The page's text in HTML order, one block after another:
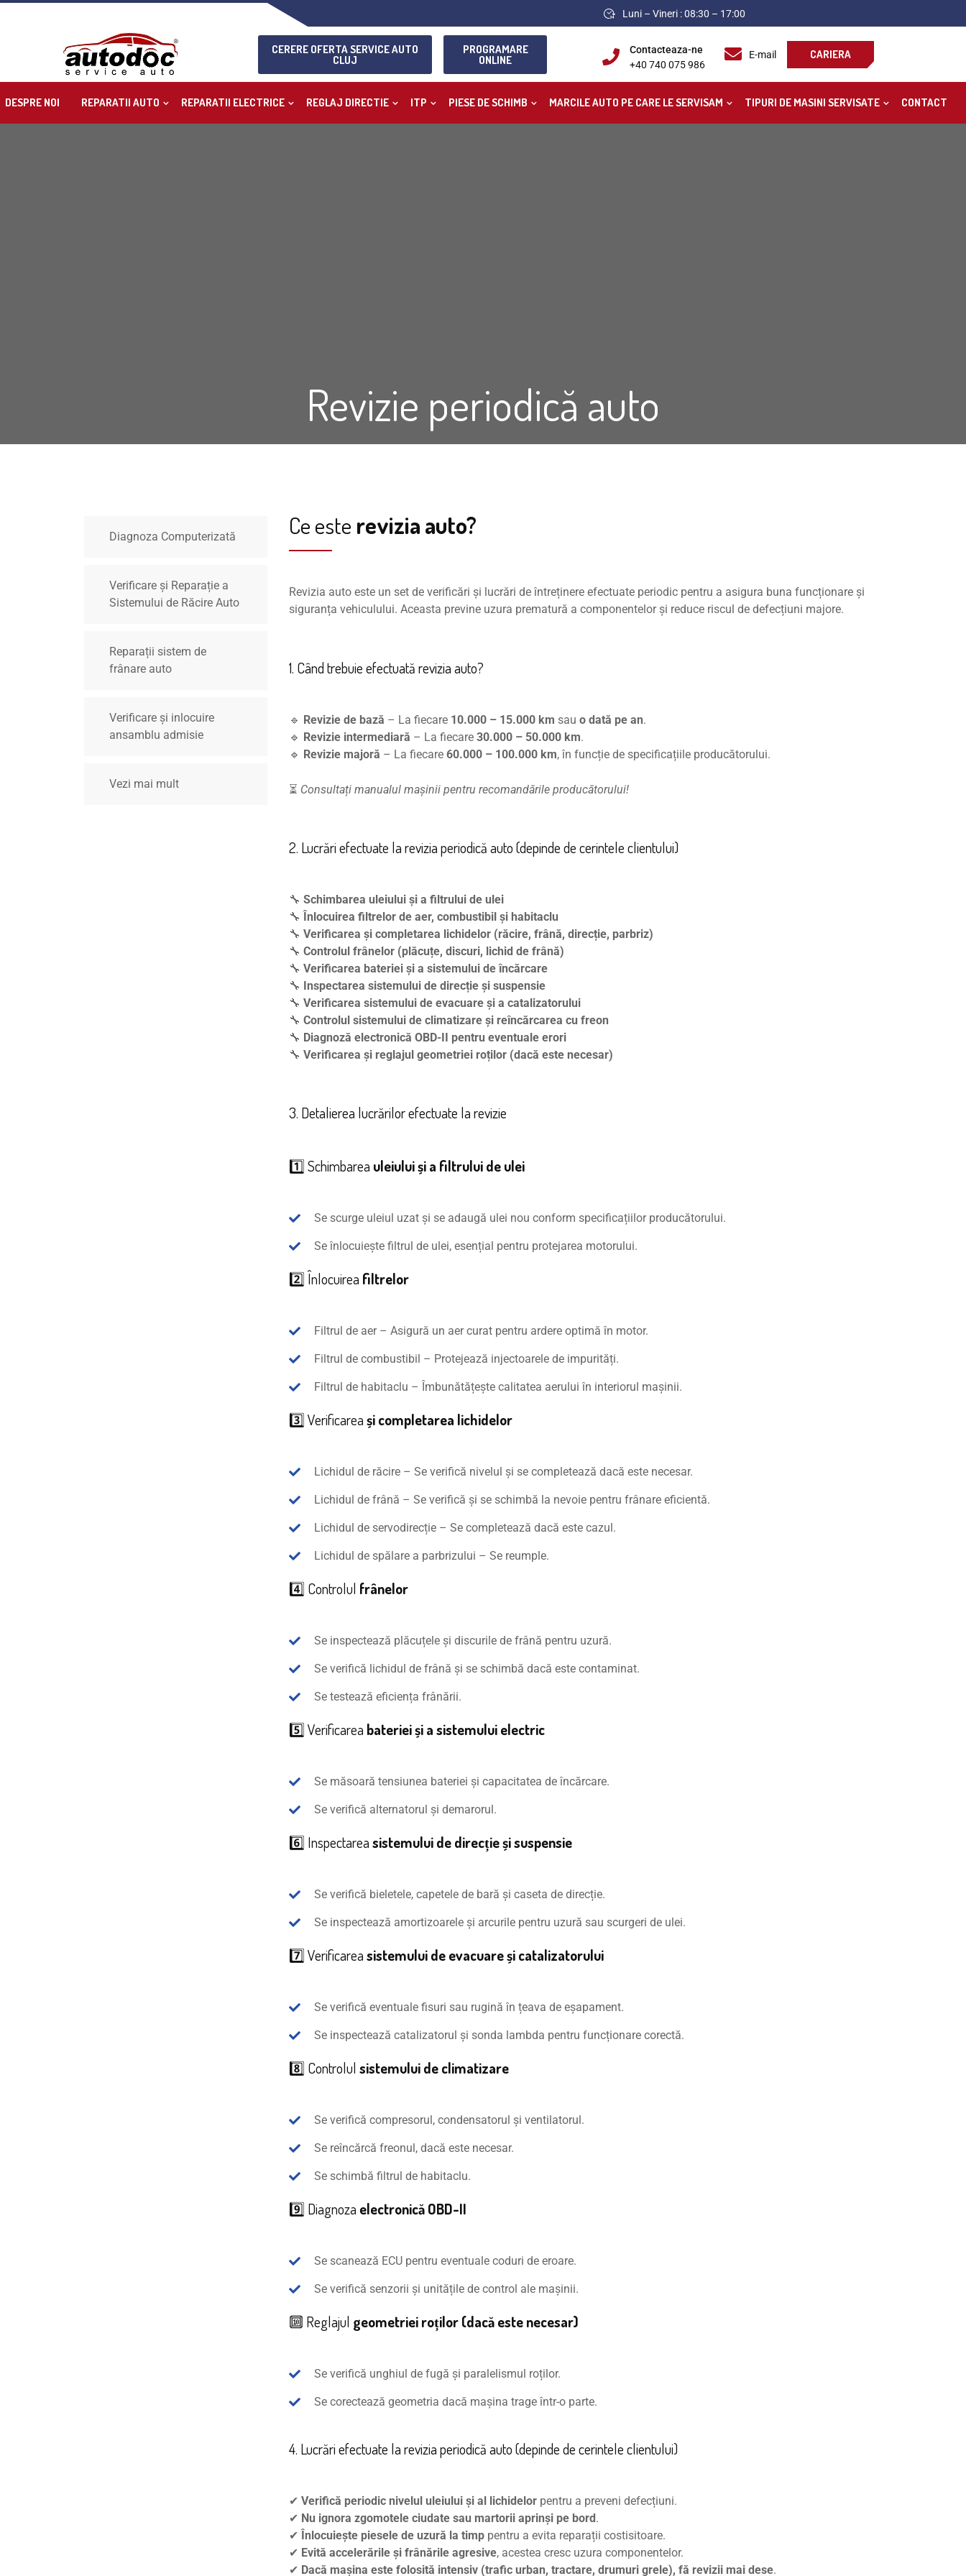
Luni – Vineri : 08:30 – 17:00
CERERE OFERTA SERVICE AUTO
CLUJ
PROGRAMARE
ONLINE
Contacteaza-ne
+40 740 075 986
E-mail CARIERA
DESPRE NOI REPARATII AUTO REPARATII ELECTRICE REGLAJ DIRECTIE ITP PIESE DE SCHIMB MARCILE AUTO PE CARE LE SERVISAM TIPURI DE MASINI SERVISATE CONTACT
Revizie periodică auto
Diagnoza Computerizată
Verificare și Reparație a
Sistemului de Răcire Auto
Reparații sistem de
frânare auto
Verificare și inlocuire
ansamblu admisie
Vezi mai mult
Ce este revizia auto?
Revizia auto este un set de verificări și lucrări de întreținere efectuate periodic pentru a asigura buna funcționare și
siguranța vehiculului. Aceasta previne uzura prematură a componentelor și reduce riscul de defecțiuni majore.
1. Când trebuie efectuată revizia auto?
🔹 Revizie de bază – La fiecare 10.000 – 15.000 km sau o dată pe an.
🔹 Revizie intermediară – La fiecare 30.000 – 50.000 km.
🔹 Revizie majoră – La fiecare 60.000 – 100.000 km, în funcție de specificațiile producătorului.
⏳ Consultați manualul mașinii pentru recomandările producătorului!
2. Lucrări efectuate la revizia periodică auto (depinde de cerintele clientului)
🔧 Schimbarea uleiului și a filtrului de ulei
🔧 Înlocuirea filtrelor de aer, combustibil și habitaclu
🔧 Verificarea și completarea lichidelor (răcire, frână, direcție, parbriz)
🔧 Controlul frânelor (plăcuțe, discuri, lichid de frână)
🔧 Verificarea bateriei și a sistemului de încărcare
🔧 Inspectarea sistemului de direcție și suspensie
🔧 Verificarea sistemului de evacuare și a catalizatorului
🔧 Controlul sistemului de climatizare și reîncărcarea cu freon
🔧 Diagnoză electronică OBD-II pentru eventuale erori
🔧 Verificarea și reglajul geometriei roților (dacă este necesar)
3. Detalierea lucrărilor efectuate la revizie
1️⃣ Schimbarea uleiului și a filtrului de ulei
Se scurge uleiul uzat și se adaugă ulei nou conform specificațiilor producătorului.
Se înlocuiește filtrul de ulei, esențial pentru protejarea motorului.
2️⃣ Înlocuirea filtrelor
Filtrul de aer – Asigură un aer curat pentru ardere optimă în motor.
Filtrul de combustibil – Protejează injectoarele de impurități.
Filtrul de habitaclu – Îmbunătățește calitatea aerului în interiorul mașinii.
3️⃣ Verificareași completarea lichidelor
Lichidul de răcire – Se verifică nivelul și se completează dacă este necesar.
Lichidul de frână – Se verifică și se schimbă la nevoie pentru frânare eficientă.
Lichidul de servodirecție – Se completează dacă este cazul.
Lichidul de spălare a parbrizului – Se reumple.
4️⃣ Controlul frânelor
Se inspectează plăcuțele și discurile de frână pentru uzură.
Se verifică lichidul de frână și se schimbă dacă este contaminat.
Se testează eficiența frânării.
5️⃣ Verificarea bateriei și a sistemului electric
Se măsoară tensiunea bateriei și capacitatea de încărcare.
Se verifică alternatorul și demarorul.
6️⃣ Inspectareasistemului de direcție și suspensie
Se verifică bieletele, capetele de bară și caseta de direcție.
Se inspectează amortizoarele și arcurile pentru uzură sau scurgeri de ulei.
7️⃣ Verificareasistemului de evacuare și catalizatorului
Se verifică eventuale fisuri sau rugină în țeava de eșapament.
Se inspectează catalizatorul și sonda lambda pentru funcționare corectă.
8️⃣ Controlul sistemului de climatizare
Se verifică compresorul, condensatorul și ventilatorul.
Se reîncărcă freonul, dacă este necesar.
Se schimbă filtrul de habitaclu.
9️⃣ Diagnoza electronică OBD-II
Se scanează ECU pentru eventuale coduri de eroare.
Se verifică senzorii și unitățile de control ale mașinii.
🔟 Reglajul geometriei roților (dacă este necesar)
Se verifică unghiul de fugă și paralelismul roților.
Se corectează geometria dacă mașina trage într-o parte.
4. Lucrări efectuate la revizia periodică auto (depinde de cerintele clientului)
✔ Verifică periodic nivelul uleiului și al lichidelor pentru a preveni defecțiuni.
✔ Nu ignora zgomotele ciudate sau martorii aprinși pe bord.
✔ Înlocuiește piesele de uzură la timp pentru a evita reparații costisitoare.
✔ Evită accelerările și frânările agresive, acestea cresc uzura componentelor.
✔ Dacă mașina este folosită intensiv (trafic urban, tractare, drumuri grele), fă revizii mai dese.